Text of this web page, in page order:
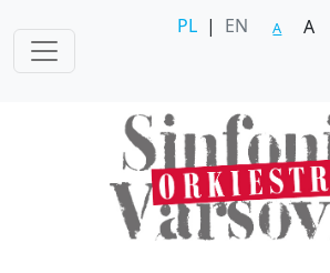
PL | EN A A